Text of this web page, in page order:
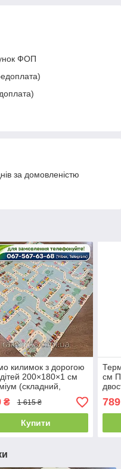
ФОП
за домовленістю
килимок з дорогою
200×180×1 см
(складний,
₴ 1 615 ₴
Купити
см
789